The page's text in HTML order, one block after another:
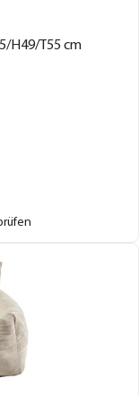
H49/T55 cm